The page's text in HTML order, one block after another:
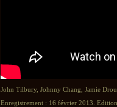
John Tilbury, Johnny Chang, Jamie
Enregistrement : 16 février 2013. Edition